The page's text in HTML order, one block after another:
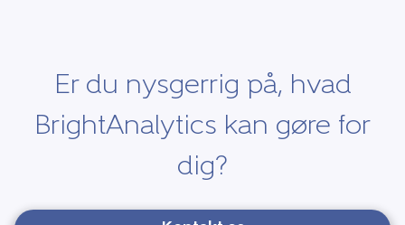
Er du nysgerrig på, hvad
BrightAnalytics kan gøre for
dig?